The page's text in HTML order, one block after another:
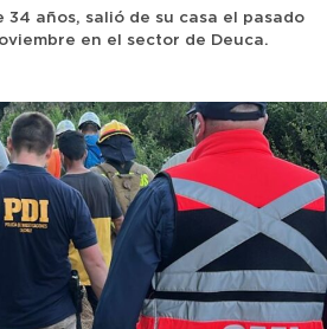
34 años, salió de su casa el pasado
en el sector de Deuca.